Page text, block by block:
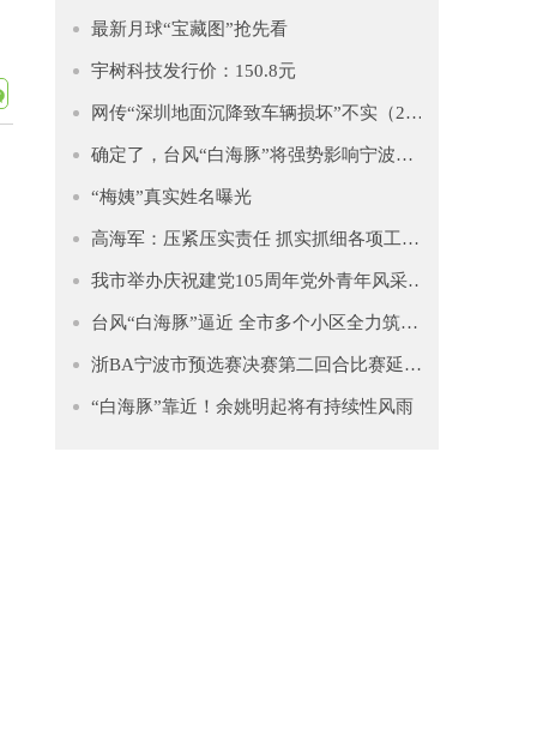
最新月球“宝藏图”抢先看
宇树科技发行价：150.8元
网传“深圳地面沉降致车辆损坏”不实（2026·08·06）
确定了，台风“白海豚”将强势影响宁波！即将进入48小时警戒线！预计影响时间长，风大雨强，宁波启动IV级防台风应急响应！
“梅姨”真实姓名曝光
高海军：压紧压实责任 抓实抓细各项工作 坚决筑牢防汛防台坚固防线
我市举办庆祝建党105周年党外青年风采展示暨主题教育推进会
台风“白海豚”逼近 全市多个小区全力筑牢安全防线
浙BA宁波市预选赛决赛第二回合比赛延期公告
“白海豚”靠近！余姚明起将有持续性风雨